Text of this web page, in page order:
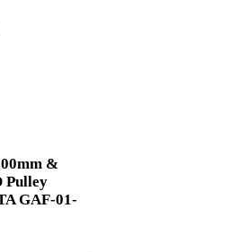
&
Pulley
GAF-01-